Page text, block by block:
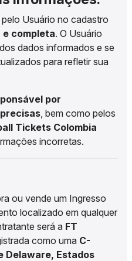
Usuário no cadastro
completa. O Usuário
dos dados informados e se
para refletir sua
por
, bem como pelos
Tickets Colombia
incorretas.
ou vende um Ingresso
localizado em qualquer
será a FT
como uma C-
Delaware, Estados